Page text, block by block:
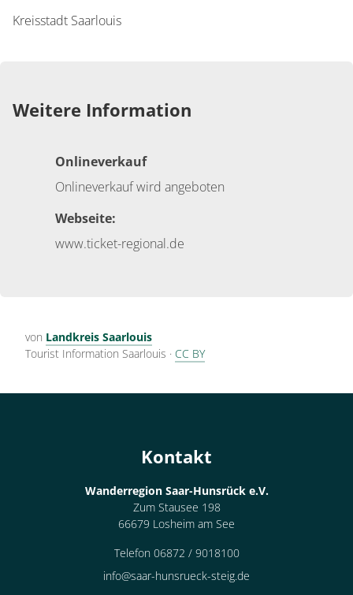
Kreisstadt Saarlouis
Weitere Information
Onlineverkauf
Onlineverkauf wird angeboten
Webseite:
www.ticket-regional.de
von Landkreis Saarlouis
Tourist Information Saarlouis · CC BY
Kontakt
Wanderregion Saar-Hunsrück e.V.
Zum Stausee 198
66679 Losheim am See
Telefon 06872 / 9018100
info@saar-hunsrueck-steig.de